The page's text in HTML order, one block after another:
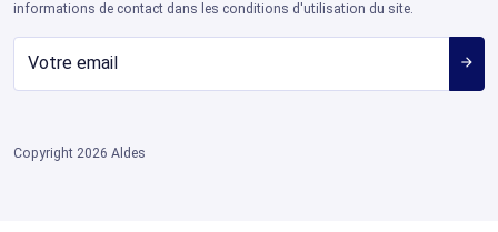
informations de contact dans les conditions d'utilisation du site.
arrow_forward
Copyright 2026 Aldes